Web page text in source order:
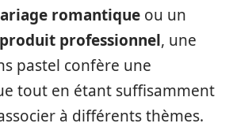
romantique ou un
professionnel, une
pastel confère une
tout en étant suffisamment
à différents thèmes.